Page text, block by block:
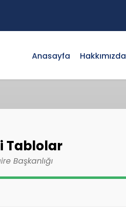
Anasayfa Hakkımızda
Tablolar
Başkanlığı